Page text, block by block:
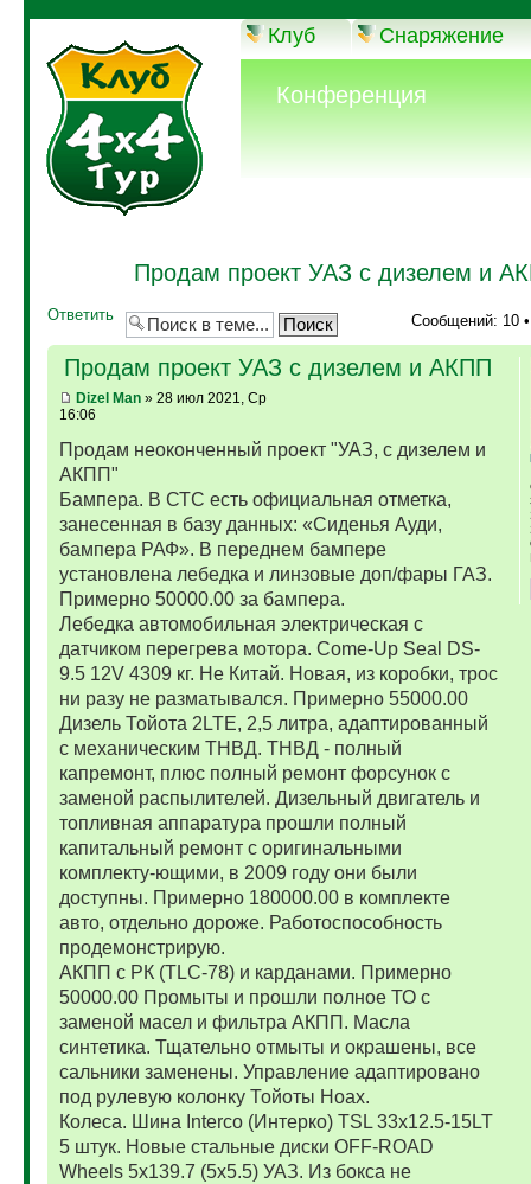
Клуб Снаряжение
Конференция
Продам проект УАЗ с дизелем и
Ответить Сообщений: 10
Продам проект УАЗ с дизелем и АКПП
Dizel Man» 28 июл 2021, Ср
16:06
Продам неоконченный проект "УАЗ, с дизелем и
АКПП"
Бампера. В СТС есть официальная отметка,
занесенная в базу данных: «Сиденья Ауди,
бампера РАФ». В переднем бампере
установлена лебедка и линзовые доп/фары ГАЗ.
Примерно 50000.00 за бампера.
Лебедка автомобильная электрическая с
датчиком перегрева мотора. Come-Up Seal DS-
9.5 12V 4309 кг. Не Китай. Новая, из коробки, трос
ни разу не разматывался. Примерно 55000.00
Дизель Тойота 2LTE, 2,5 литра, адаптированный
с механическим ТНВД. ТНВД - полный
капремонт, плюс полный ремонт форсунок с
заменой распылителей. Дизельный двигатель и
топливная аппаратура прошли полный
капитальный ремонт с оригинальными
комплекту-ющими, в 2009 году они были
доступны. Примерно 180000.00 в комплекте
авто, отдельно дороже. Работоспособность
продемонстрирую.
АКПП с РК (TLC-78) и карданами. Примерно
50000.00 Промыты и прошли полное ТО с
заменой масел и фильтра АКПП. Масла
синтетика. Тщательно отмыты и окрашены, все
сальники заменены. Управление адаптировано
под рулевую колонку Тойоты Ноах.
Колеса. Шина Interco (Интерко) TSL 33x12.5-15LT
5 штук. Новые стальные диски OFF-ROAD
Wheels 5x139.7 (5x5.5) УАЗ. Из бокса не